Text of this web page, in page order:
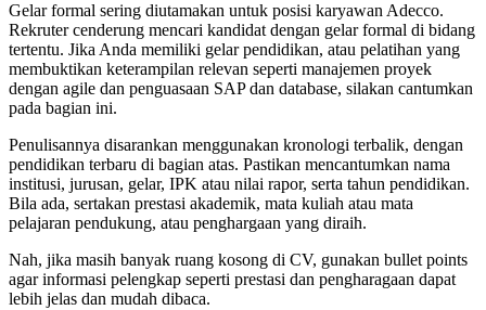
Gelar formal sering diutamakan untuk posisi karyawan Adecco.
Rekruter cenderung mencari kandidat dengan gelar formal di bidang
tertentu. Jika Anda memiliki gelar pendidikan, atau pelatihan yang
membuktikan keterampilan relevan seperti manajemen proyek
dengan agile dan penguasaan SAP dan database, silakan cantumkan
pada bagian ini.
Penulisannya disarankan menggunakan kronologi terbalik, dengan
pendidikan terbaru di bagian atas. Pastikan mencantumkan nama
institusi, jurusan, gelar, IPK atau nilai rapor, serta tahun pendidikan.
Bila ada, sertakan prestasi akademik, mata kuliah atau mata
pelajaran pendukung, atau penghargaan yang diraih.
Nah, jika masih banyak ruang kosong di CV, gunakan bullet points
agar informasi pelengkap seperti prestasi dan pengharagaan dapat
lebih jelas dan mudah dibaca.